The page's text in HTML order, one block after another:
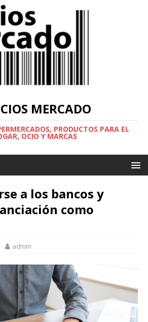
MERCADO
PRODUCTOS PARA EL
OCIO Y MARCAS
a los bancos y
como
admin